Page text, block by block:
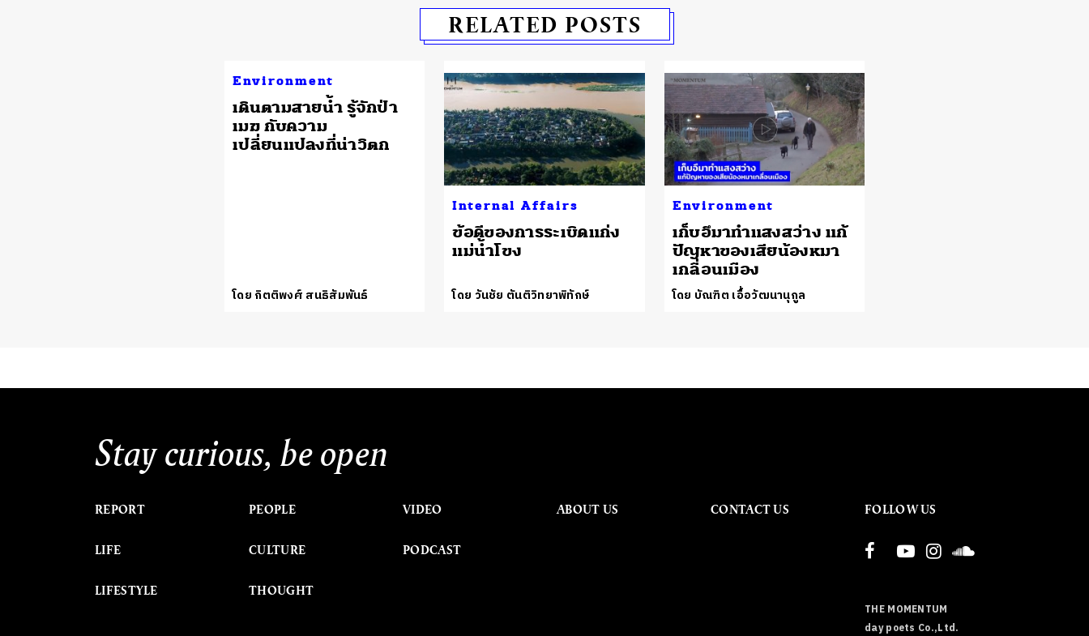
RELATED POSTS
Environment
เดินตามสายน้ำ รู้จักป่า
เมฆ กับความ
เปลี่ยนแปลงที่น่าวิตก
โดย กิตติพงศ์ สนธิสัมพันธ์
Internal Affairs
ข้อดีของการระเบิดแก่ง
แม่น้ำโขง
โดย วันชัย ตันติวิทยาพิทักษ์
Environment
เก็บอึมาทำแสงสว่าง แก้
ปัญหาของเสียน้องหมา
เกลื่อนเมือง
โดย บัณฑิต เอื้อวัฒนานุกูล
Stay curious, be open
REPORT
LIFE
LIFESTYLE
PEOPLE
CULTURE
THOUGHT
VIDEO
PODCAST
ABOUT US CONTACT US FOLLOW US
THE MOMENTUM
day poets Co.,Ltd.